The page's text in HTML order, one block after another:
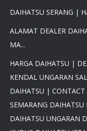
Daihatsu
PROMO
16Jt -
MAX DP
DAIHATSU SERANG |
ALAMAT DEALER
MA...
HARGA DAIHATSU |
KENDAL UNGARAN
DAIHATSU | CONTACT
SEMARANG
DAIHATSU UNGARAN